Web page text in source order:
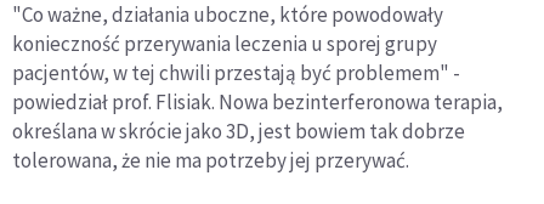
"Co ważne, działania uboczne, które powodowały
konieczność przerywania leczenia u sporej grupy
pacjentów, w tej chwili przestają być problemem" -
powiedział prof. Flisiak. Nowa bezinterferonowa terapia,
określana w skrócie jako 3D, jest bowiem tak dobrze
tolerowana, że nie ma potrzeby jej przerywać.